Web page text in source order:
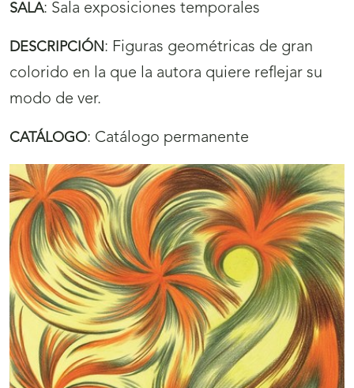
SALA: Sala exposiciones temporales
DESCRIPCIÓN: Figuras geométricas de gran
colorido en la que la autora quiere reflejar su
modo de ver.
CATÁLOGO: Catálogo permanente